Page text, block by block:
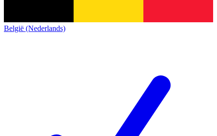
België (Nederlands)